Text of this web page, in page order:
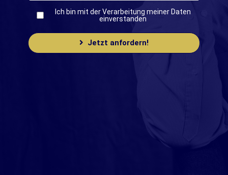
Ich bin mit der Verarbeitung meiner Daten
einverstanden
Jetzt anfordern!